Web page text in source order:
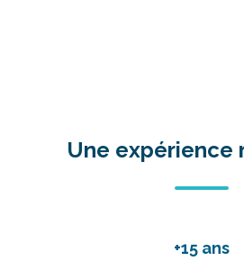
Une expérience
+15 ans